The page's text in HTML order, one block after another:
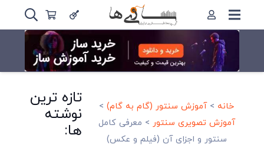
خانه >آموزش سنتور (گام به گام)>
آموزش تصویری سنتور > معرفی کامل
سنتور و اجزای آن (فیلم و عکس)
تازه ترین
نوشته
ها: